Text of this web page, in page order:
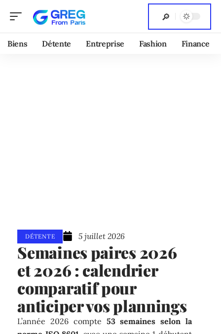
Biens Détente Entreprise Fashion Finance
DÉTENTE 5 juillet 2026
Semaines paires 2026
et 2026 : calendrier
comparatif pour
anticiper vos plannings
L’année 2026 compte 53 semaines selon la